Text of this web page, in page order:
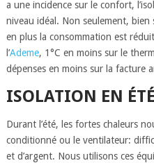
a une incidence sur le confort,
niveau idéal. Non seulement, bien
en plus la consommation est
l’Ademe, 1°C en moins sur le
dépenses en moins sur la facture
ISOLATION EN ÉTÉ
Durant l’été, les fortes chaleurs
conditionné ou le ventilateur:
et d’argent. Nous utilisons ces